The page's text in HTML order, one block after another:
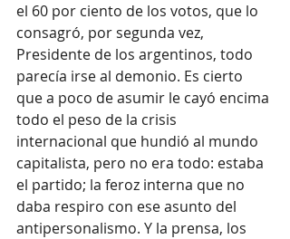
el 60 por ciento de los votos, que lo
consagró, por segunda vez,
Presidente de los argentinos, todo
parecía irse al demonio. Es cierto
que a poco de asumir le cayó encima
todo el peso de la crisis
internacional que hundió al mundo
capitalista, pero no era todo: estaba
el partido; la feroz interna que no
daba respiro con ese asunto del
antipersonalismo. Y la prensa, los